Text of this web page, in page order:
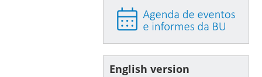
English version